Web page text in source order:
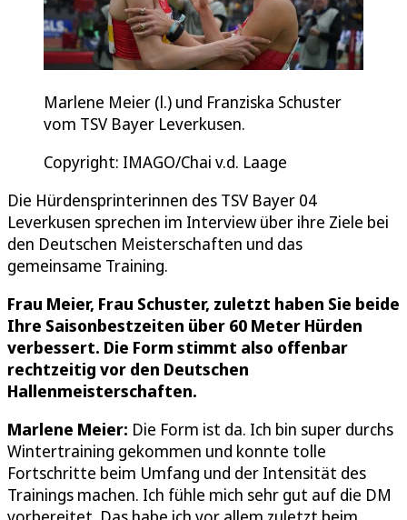
Marlene Meier (l.) und Franziska Schuster
vom TSV Bayer Leverkusen.
Copyright: IMAGO/Chai v.d. Laage
Die Hürdensprinterinnen des TSV Bayer 04
Leverkusen sprechen im Interview über ihre Ziele bei
den Deutschen Meisterschaften und das
gemeinsame Training.
Frau Meier, Frau Schuster, zuletzt haben Sie beide
Ihre Saisonbestzeiten über 60 Meter Hürden
verbessert. Die Form stimmt also offenbar
rechtzeitig vor den Deutschen
Hallenmeisterschaften.
Marlene Meier: Die Form ist da. Ich bin super durchs
Wintertraining gekommen und konnte tolle
Fortschritte beim Umfang und der Intensität des
Trainings machen. Ich fühle mich sehr gut auf die DM